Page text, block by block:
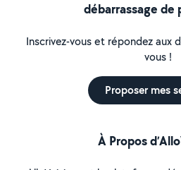
débarrassage de
Inscrivez-vous et répondez aux
vous !
Proposer mes
À Propos